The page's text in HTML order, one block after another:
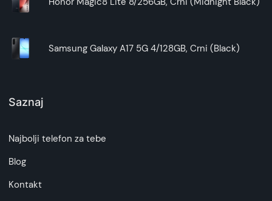
Samsung Galaxy A17 5G 4/128GB, Crni (Black)
Saznaj
Najbolji telefon za tebe
Blog
Kontakt